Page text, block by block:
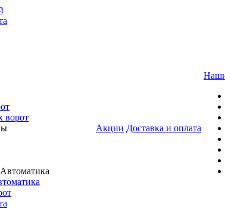
ворот
Акции Доставка и оплата